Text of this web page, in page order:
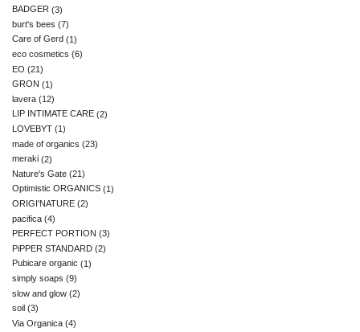
BADGER (3)
burt's bees (7)
Care of Gerd (1)
eco cosmetics (6)
EO (21)
GRON (1)
lavera (12)
LIP INTIMATE CARE (2)
LOVEBYT (1)
made of organics (23)
meraki (2)
Nature's Gate (21)
Optimistic ORGANICS (1)
ORIGI'NATURE (2)
pacifica (4)
PERFECT PORTION (3)
PiPPER STANDARD (2)
Pubicare organic (1)
simply soaps (9)
slow and glow (2)
soil (3)
Via Organica (4)